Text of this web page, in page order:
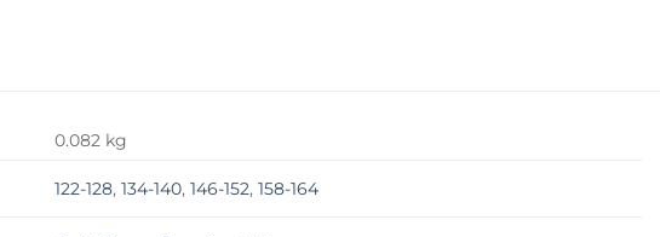
0.082 kg
122-128,134-140,146-152,158-164